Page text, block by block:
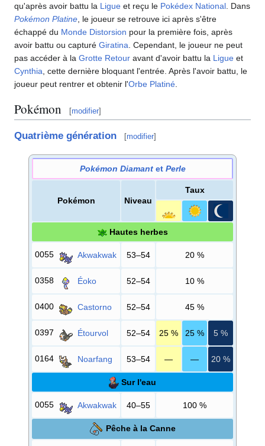
qu'après avoir battu la Ligue et reçu le Pokédex National . Dans
Pokémon Platine , le joueur se retrouve ici après s'être
échappé du Monde Distorsion pour la première fois, après
avoir battu ou capturé Giratina . Cependant, le joueur ne peut
pas accéder à la Grotte Retour avant d'avoir battu la Ligue et
Cynthia , cette dernière bloquant l'entrée. Après l'avoir battu, le
joueur peut rentrer et obtenir l'Orbe Platiné
Pokémon [modifier]
Quatrième génération [modifier]
Pokémon Diamantet Perle
Pokémon Niveau
Taux
Hautes herbes
0055 Akwakwak 53–54 20 %
0358 Éoko 52–54 10 %
0400 Castorno 52–54 45 %
0397 Étourvol 52–54 25 % 25 % 5 %
0164 Noarfang 53–54 — — 20 %
Sur l'eau
0055 Akwakwak 40–55 100 %
Pêche à la Canne